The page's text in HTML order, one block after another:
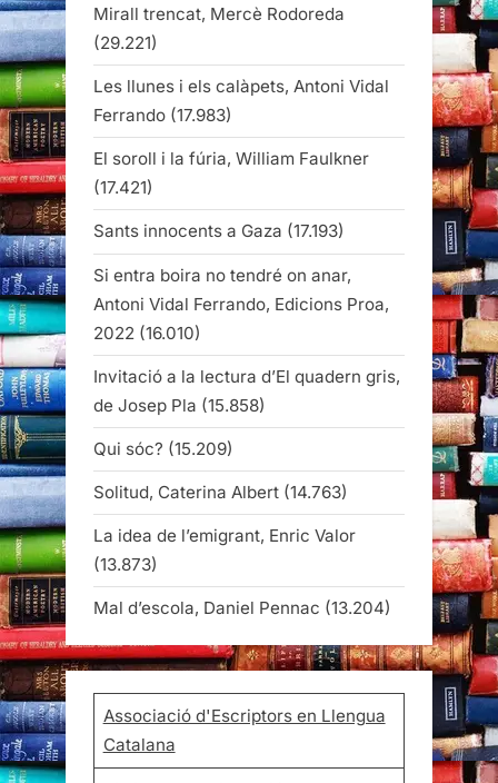
Mirall trencat, Mercè Rodoreda
(29.221)
Les llunes i els calàpets, Antoni Vidal
Ferrando (17.983)
El soroll i la fúria, William Faulkner
(17.421)
Sants innocents a Gaza (17.193)
Si entra boira no tendré on anar,
Antoni Vidal Ferrando, Edicions Proa,
2022 (16.010)
Invitació a la lectura d’El quadern gris,
de Josep Pla (15.858)
Qui sóc? (15.209)
Solitud, Caterina Albert (14.763)
La idea de l’emigrant, Enric Valor
(13.873)
Mal d’escola, Daniel Pennac (13.204)
Associació d'Escriptors en Llengua
Catalana